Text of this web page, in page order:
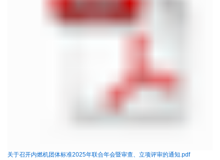
关于召开内燃机团体标准2025年联合年会暨审查、立项评审的通知.pdf